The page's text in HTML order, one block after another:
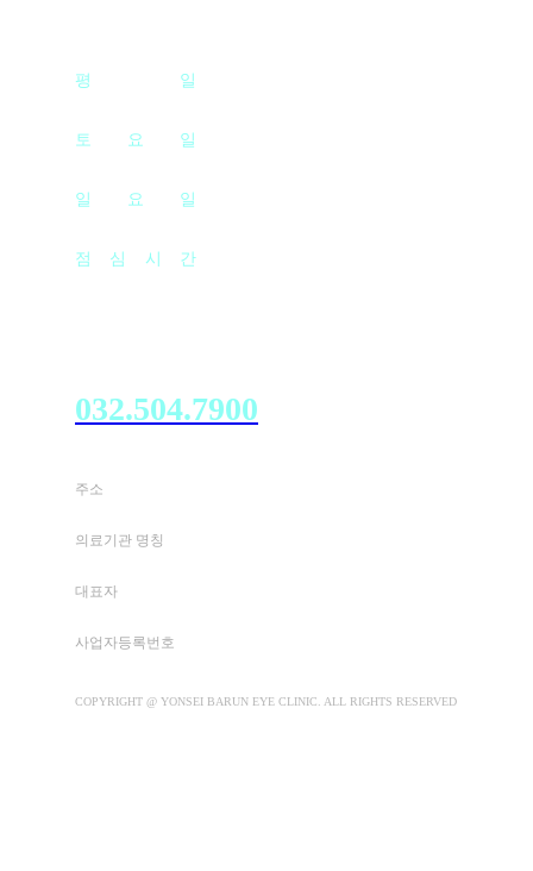
평 일
토 요 일
일 요 일
점 심 시 간
032.504.7900
주소
의료기관 명칭
대표자
사업자등록번호
COPYRIGHT @ YONSEI BARUN EYE CLINIC. ALL RIGHTS RESERVED